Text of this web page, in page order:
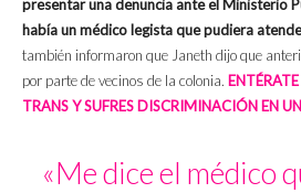
presentar una denuncia ante el Ministerio
había un médico legista que pudiera
también informaron que Janeth dijo que
por parte de vecinos de la colonia.
TRANS Y SUFRES DISCRIMINACIÓN EN
«Me dice el médico